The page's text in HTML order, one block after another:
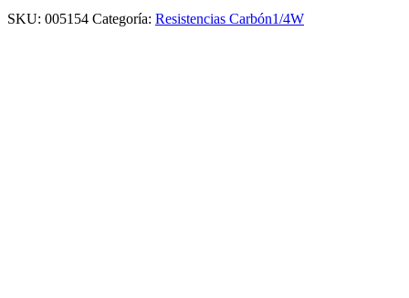
SKU: 005154 Categoría: Resistencias Carbón1/4W